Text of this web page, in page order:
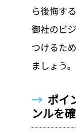
ら後悔す
御社のビ
つけるた
ましょう。
→ ポイ
ンルを